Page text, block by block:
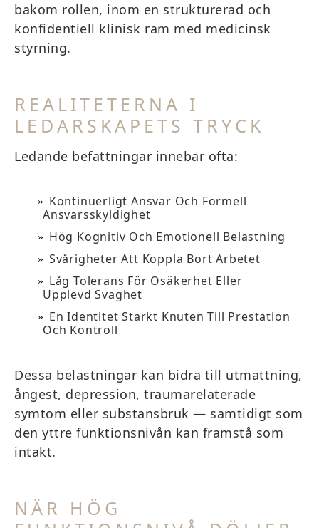
bakom rollen, inom en strukturerad och
konfidentiell klinisk ram med medicinsk
styrning.
REALITETERNA I
LEDARSKAPETS TRYCK
Ledande befattningar innebär ofta:
Kontinuerligt Ansvar Och Formell
Ansvarsskyldighet
Hög Kognitiv Och Emotionell Belastning
Svårigheter Att Koppla Bort Arbetet
Låg Tolerans För Osäkerhet Eller
Upplevd Svaghet
En Identitet Starkt Knuten Till Prestation
Och Kontroll
Dessa belastningar kan bidra till utmattning,
ångest, depression, traumarelaterade
symtom eller substansbruk — samtidigt som
den yttre funktionsnivån kan framstå som
intakt.
NÄR HÖG